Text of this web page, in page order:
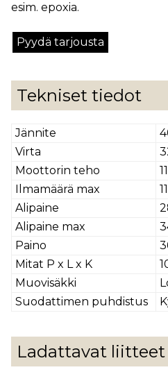
esim. epoxia.
Pyydä tarjousta
Tekniset tiedot
Jännite
Virta
Moottorin teho
Ilmamäärä max
Alipaine
Alipaine max
Paino
Mitat P x L x K
Muovisäkki
Suodattimen puhdistus
Ladattavat liitteet